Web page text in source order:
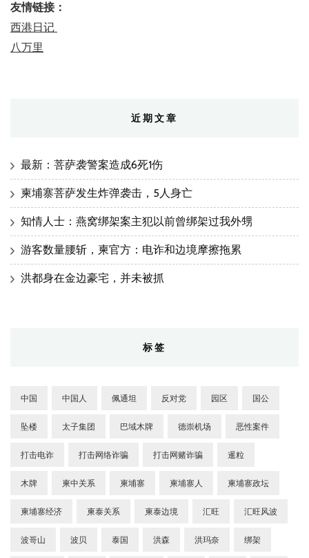
友情链接：
西港日记
八万里
近期文章
最新：菩萨袭警案造成6死1伤
柬埔寨菩萨发生炸弹袭击，5人身亡
知情人士：燕窝绑架案主犯以前曾绑架过我外甥
游客数量腰斩，柬官方：电诈和边境摩擦拖累
洪都身在金边豪宅，并未被抓
标签
中国 中国人 佩通坦 反对党 园区 国公
坠楼 太子集团 巴域木牌 德崇机场 恶性案件
打击电诈 打击网络诈骗 打击网赌诈骗 暹粒
木牌 柬中关系 柬埔寨 柬埔寨人 柬埔寨政坛
柬埔寨经济 柬泰关系 柬泰边境 汇旺 汇旺风波
波哥山 波贝 泰国 洪森 洪玛奈 绑架